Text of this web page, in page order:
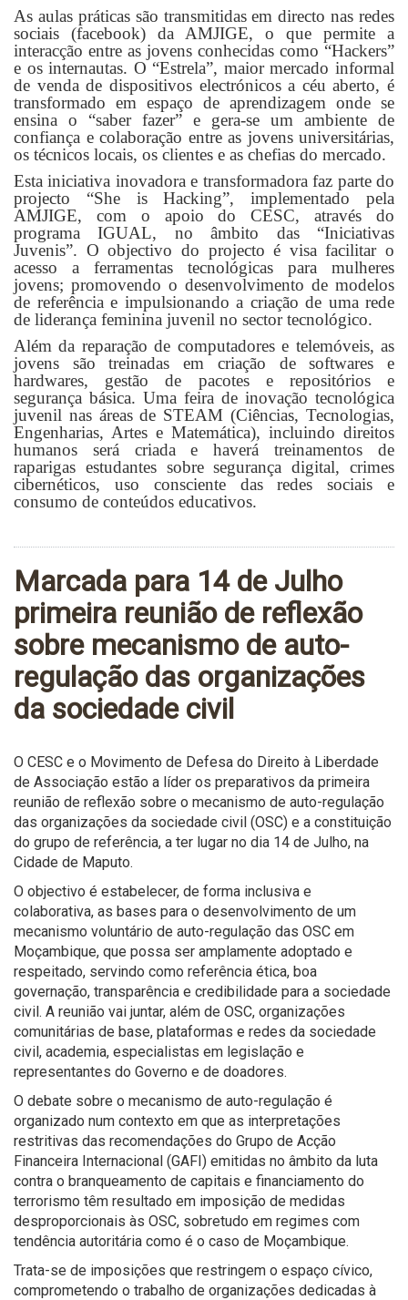
As aulas práticas são transmitidas em directo nas redes
sociais (facebook) da AMJIGE, o que permite a
interacção entre as jovens conhecidas como “Hackers”
e os internautas. O “Estrela”, maior mercado informal
de venda de dispositivos electrónicos a céu aberto, é
transformado em espaço de aprendizagem onde se
ensina o “saber fazer” e gera-se um ambiente de
confiança e colaboração entre as jovens universitárias,
os técnicos locais, os clientes e as chefias do mercado.
Esta iniciativa inovadora e transformadora faz parte do
projecto “She is Hacking”, implementado pela
AMJIGE, com o apoio do CESC, através do
programa IGUAL, no âmbito das “Iniciativas
Juvenis”. O objectivo do projecto é visa facilitar o
acesso a ferramentas tecnológicas para mulheres
jovens;​ promovendo o desenvolvimento de modelos
de referência e impulsionando a criação de uma rede
de liderança feminina juvenil no sector tecnológico.
Além da reparação de computadores e telemóveis, as
jovens são treinadas em criação de softwares e
hardwares, gestão de pacotes e repositórios e
segurança básica.​ Uma feira de inovação tecnológica
juvenil nas áreas de STEAM (Ciências, Tecnologias,
Engenharias, Artes e Matemática), incluindo direitos
humanos será criada e haverá treinamentos de
raparigas estudantes sobre segurança digital, crimes
cibernéticos, uso consciente das redes sociais e
consumo de conteúdos educativos.
Marcada para 14 de Julho
primeira reunião de reflexão
sobre mecanismo de auto-
regulação das organizações
da sociedade civil
O CESC e o Movimento de Defesa do Direito à Liberdade
de Associação estão a líder os preparativos da primeira
reunião de reflexão sobre o mecanismo de auto-regulação
das organizações da sociedade civil (OSC) e a constituição
do grupo de referência, a ter lugar no dia 14 de Julho, na
Cidade de Maputo.
O objectivo é estabelecer, de forma inclusiva e
colaborativa, as bases para o desenvolvimento de um
mecanismo voluntário de auto-regulação das OSC em
Moçambique, que possa ser amplamente adoptado e
respeitado, servindo como referência ética, boa
governação, transparência e credibilidade para a sociedade
civil. A reunião vai juntar, além de OSC, organizações
comunitárias de base, plataformas e redes da sociedade
civil, academia, especialistas em legislação e
representantes do Governo e de doadores.
O debate sobre o mecanismo de auto-regulação é
organizado num contexto em que as interpretações
restritivas das recomendações do Grupo de Acção
Financeira Internacional (GAFI) emitidas no âmbito da luta
contra o branqueamento de capitais e financiamento do
terrorismo têm resultado em imposição de medidas
desproporcionais às OSC, sobretudo em regimes com
tendência autoritária como é o caso de Moçambique.
Trata-se de imposições que restringem o espaço cívico,
comprometendo o trabalho de organizações dedicadas à